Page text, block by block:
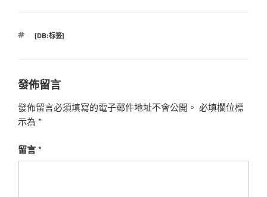
標
[DB:标签]
發佈留言
發佈留言必須填寫的電子郵件地址不會公開。 必填欄位標
示為 *
留言*